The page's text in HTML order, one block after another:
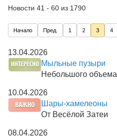
Новости 41 - 60 из 1790
Начало Пред. 1 2 3 4
13.04.2026
Мыльные пузыри
Небольшого объема
10.04.2026
Шары-хамелеоны
От Весёлой Затеи
08.04.2026